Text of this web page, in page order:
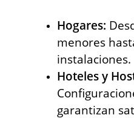
Hogares:
menores
instalaciones.
Hoteles y
garantizan